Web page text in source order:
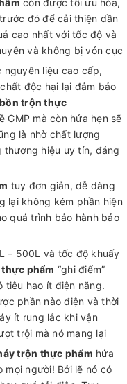
còn được tối ưu hóa,
đó để cải thiện dần
cao nhất với tốc độ và
và không bị vón cục
liệu cao cấp,
độc hại lại đảm bảo
bồn trộn thực
GMP mà còn hứa hẹn sẽ
là nhờ chất lượng
hiệu uy tín, đáng
tuy đơn giản, dễ dàng
lại không kém phần hiện
quá trình bảo hành bảo
– 500L và tốc độ khuấy
phẩm “ghi điểm”
tiêu hao ít điện năng.
phần nào điện và thời
ít rung lắc khi vận
trội mà nó mang lại
trộn thực phẩm hứa
mọi người! Bởi lẽ nó có